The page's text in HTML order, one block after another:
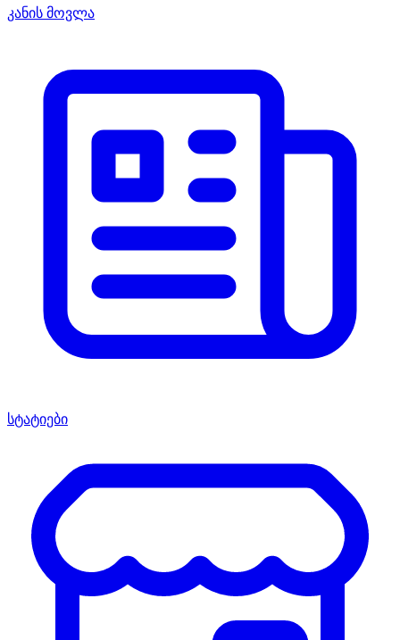
კანის მოვლა
სტატიები